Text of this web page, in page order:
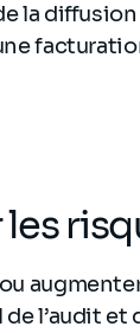
la
l’audit et